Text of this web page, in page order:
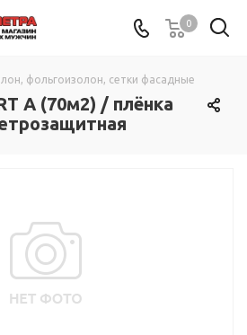
0
фольгоизолон, сетки фасадные
A (70м2) / плёнка